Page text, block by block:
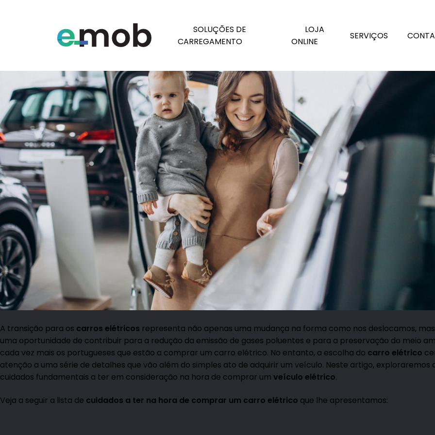
SOLUÇÕES DE
CARREGAMENTO
LOJA
ONLINE
SERVIÇOS
Etiqueta:autonomia
A transição para os carros elétricos representa não apenas uma mudança na forma como nos deslocamos,
uma oportunidade de contribuir para a redução da emissão de gases poluentes e para a preservação do meio
cada vez mais os portugueses que estão a comprar um carro elétrico. No entanto, a escolha do carro elétrico
atenção a uma série de detalhes que vão além do simples ato de adquirir um veículo. Neste artigo, exploraremos
cuidados fundamentais a ter em consideração na hora de comprar um veículo elétrico.
Veja a seguir a lista de cuidados a ter na hora de comprar um carro elétrico que lhe apresentamos: